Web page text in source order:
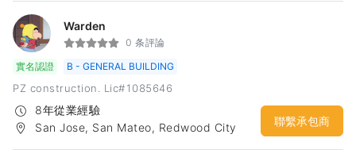
Warden
0 条評論
實名認證
B - GENERAL BUILDING
PZ construction. Lic#1085646
8年從業經驗
San Jose, San Mateo, Redwood City
聯繫承包商